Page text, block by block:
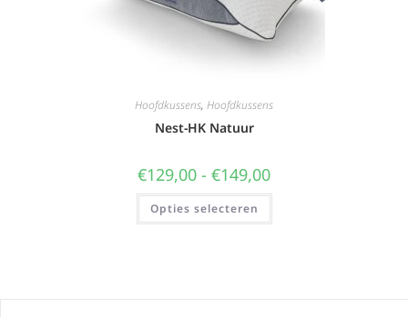
Hoofdkussens, Hoofdkussens
Nest-HK Natuur
€129,00 - €149,00
Opties selecteren